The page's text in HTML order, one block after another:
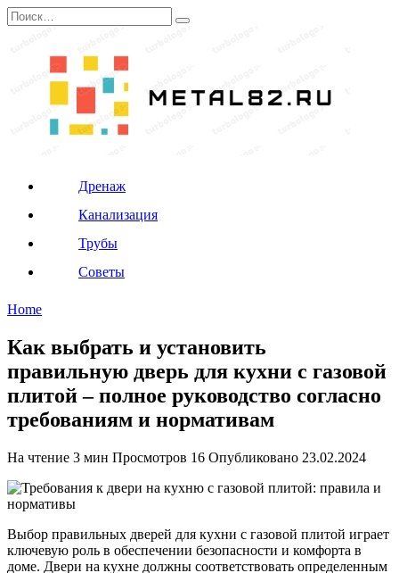
Перейти
к
Search
for:
Дренаж
Канализация
Трубы
Советы
Home
Как выбрать и установить
правильную дверь для кухни с газовой
плитой – полное руководство согласно
требованиям и нормативам
На чтение 3 мин Просмотров 16 Опубликовано 23.02.2024
Выбор правильных дверей для кухни с газовой плитой играет
ключевую роль в обеспечении безопасности и комфорта в
доме. Двери на кухне должны соответствовать определенным